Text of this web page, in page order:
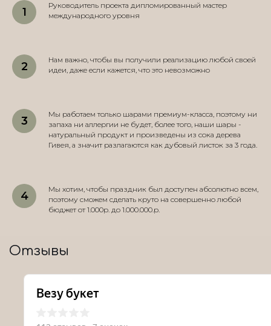
Руководитель проекта дипломированный мастер
международного уровня
Нам важно, чтобы вы получили реализацию любой своей
идеи, даже если кажется, что это невозможно
Мы работаем только шарами премиум-класса, поэтому ни
запаха ни аллергии не будет, более того, наши шары -
натуральный продукт и произведены из сока дерева
Гивея, а значит разлагаются как дубовый листок за 3 года.
Мы хотим, чтобы праздник был доступен абсолютно всем,
поэтому сможем сделать круто на совершенно любой
бюджет от 1.000р. до 1.000.000.р.
Отзывы